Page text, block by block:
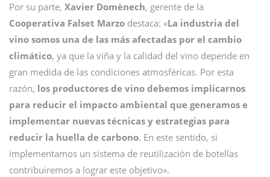
Por su parte, Xavier Domènech, gerente de la
Cooperativa Falset Marzo destaca: «La industria del
vino somos una de las más afectadas por el cambio
climático, ya que la viña y la calidad del vino depende en
gran medida de las condiciones atmosféricas. Por esta
razón, los productores de vino debemos implicarnos
para reducir el impacto ambiental que generamos e
implementar nuevas técnicas y estrategias para
reducir la huella de carbono. En este sentido, si
implementamos un sistema de reutilización de botellas
contribuiremos a lograr este objetivo».